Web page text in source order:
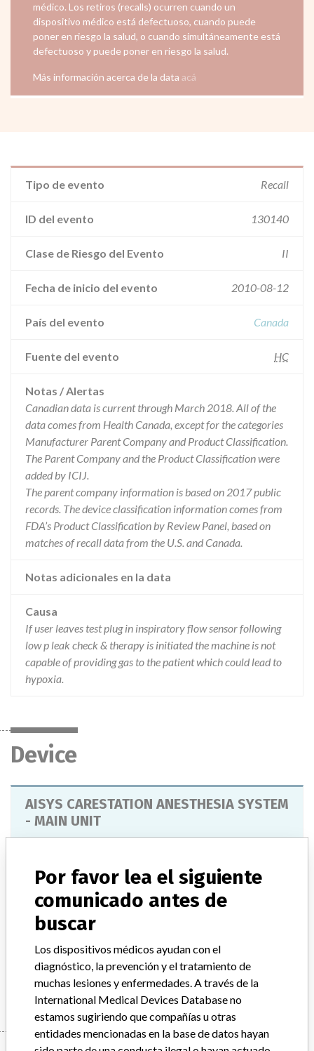
médico. Los retiros (recalls) ocurren cuando un
dispositivo médico está defectuoso, cuando puede
poner en riesgo la salud, o cuando simultáneamente está
defectuoso y puede poner en riesgo la salud.
Más información acerca de la data acá
Tipo de evento Recall
ID del evento 130140
Clase de Riesgo del Evento II
Fecha de inicio del evento 2010-08-12
País del evento Canada
Fuente del evento HC
Notas / Alertas
Canadian data is current through March 2018. All of the
data comes from Health Canada, except for the categories
Manufacturer Parent Company and Product Classification.
The Parent Company and the Product Classification were
added by ICIJ.
The parent company information is based on 2017 public
records. The device classification information comes from
FDA’s Product Classification by Review Panel, based on
matches of recall data from the U.S. and Canada.
Notas adicionales en la data
Causa
If user leaves test plug in inspiratory flow sensor following
low p leak check & therapy is initiated the machine is not
capable of providing gas to the patient which could lead to
hypoxia.
Device
AISYS CARESTATION ANESTHESIA SYSTEM
- MAIN UNIT
Descripción del producto
Manufacturer
GENERAL ELECTRIC CANADA (OPERATING AS GE
HEALTHCARE)
Por favor lea el siguiente
comunicado antes de
buscar
Los dispositivos médicos ayudan con el
diagnóstico, la prevención y el tratamiento de
muchas lesiones y enfermedades. A través de la
International Medical Devices Database no
estamos sugiriendo que compañías u otras
entidades mencionadas en la base de datos hayan